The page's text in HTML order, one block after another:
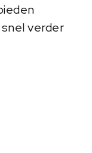
verder